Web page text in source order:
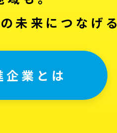
未来につなげる
企業とは